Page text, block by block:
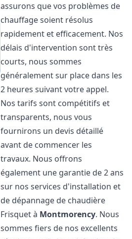
assurons que vos problèmes de
chauffage soient résolus
rapidement et efficacement. Nos
délais d'intervention sont très
courts, nous sommes
généralement sur place dans les
2 heures suivant votre appel.
Nos tarifs sont compétitifs et
transparents, nous vous
fournirons un devis détaillé
avant de commencer les
travaux. Nous offrons
également une garantie de 2 ans
sur nos services d'installation et
de dépannage de chaudière
Frisquet à Montmorency. Nous
sommes fiers de nos excellents